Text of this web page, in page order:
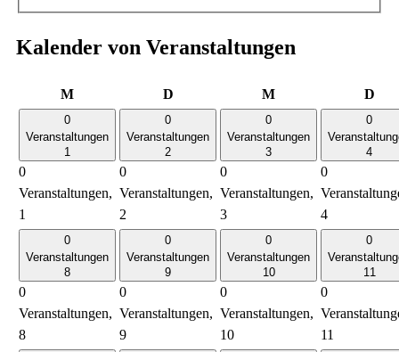
Kalender von Veranstaltungen
MMontag DDienstag MMittwoch D
0
Veranstaltungen
1
0
Veranstaltungen,
1
0
Veranstaltungen
2
0
Veranstaltungen,
2
0
Veranstaltungen
3
0
Veranstaltungen,
3
0
4
0
4
0
Veranstaltungen
8
0
Veranstaltungen,
8
0
Veranstaltungen
9
0
Veranstaltungen,
9
0
Veranstaltungen
10
0
Veranstaltungen,
10
0
11
0
11